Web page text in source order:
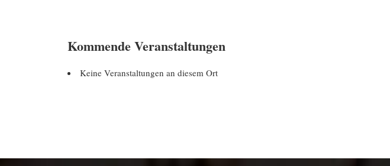
Kommende Veranstaltungen
Keine Veranstaltungen an diesem Ort